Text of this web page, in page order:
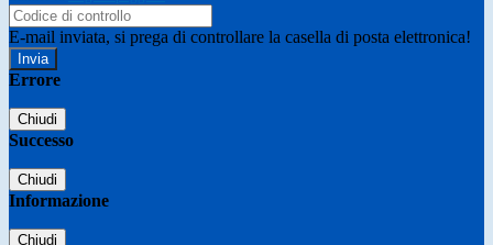
E-mail inviata, si prega di controllare la casella di posta elettronica!
Errore
Chiudi
Successo
Chiudi
Informazione
Chiudi